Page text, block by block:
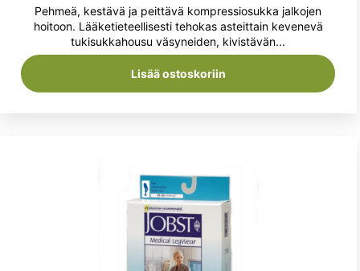
Pehmeä, kestävä ja peittävä kompressiosukka jalkojen
hoitoon. Lääketieteellisesti tehokas asteittain kevenevä
tukisukkahousu väsyneiden, kivistävän...
Lisää ostoskoriin